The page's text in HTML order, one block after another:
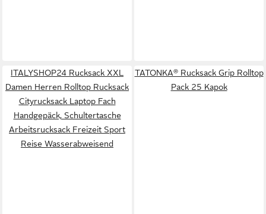
ITALYSHOP24 Rucksack XXL
Damen Herren Rolltop Rucksack
Cityrucksack Laptop Fach
Handgepäck, Schultertasche
Arbeitsrucksack Freizeit Sport
Reise Wasserabweisend
TATONKA® Rucksack Grip Rolltop
Pack 25 Kapok